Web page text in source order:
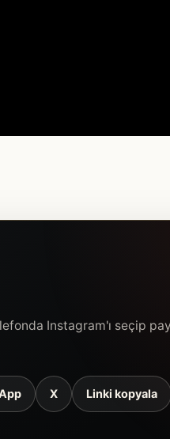
Instagram'ı seçip
X Linki kopyala